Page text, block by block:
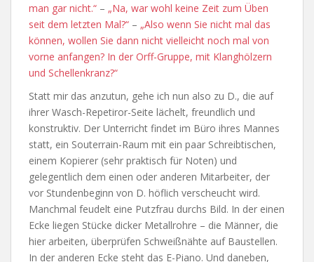
man gar nicht.“ – „Na, war wohl keine Zeit zum Üben
seit dem letzten Mal?“ – „Also wenn Sie nicht mal das
können, wollen Sie dann nicht vielleicht noch mal von
vorne anfangen? In der Orff-Gruppe, mit Klanghölzern
und Schellenkranz?“
Statt mir das anzutun, gehe ich nun also zu D., die auf
ihrer Wasch-Repetiror-Seite lächelt, freundlich und
konstruktiv. Der Unterricht findet im Büro ihres Mannes
statt, ein Souterrain-Raum mit ein paar Schreibtischen,
einem Kopierer (sehr praktisch für Noten) und
gelegentlich dem einen oder anderen Mitarbeiter, der
vor Stundenbeginn von D. höflich verscheucht wird.
Manchmal feudelt eine Putzfrau durchs Bild. In der einen
Ecke liegen Stücke dicker Metallrohre – die Männer, die
hier arbeiten, überprüfen Schweißnähte auf Baustellen.
In der anderen Ecke steht das E-Piano. Und daneben,